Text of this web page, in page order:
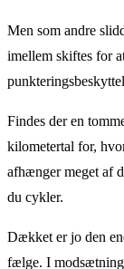
Men som andre
imellem skiftes for
Findes der en
kilometertal for,
afhænger meget af
du cykler.
Dækket er jo den
fælge. I